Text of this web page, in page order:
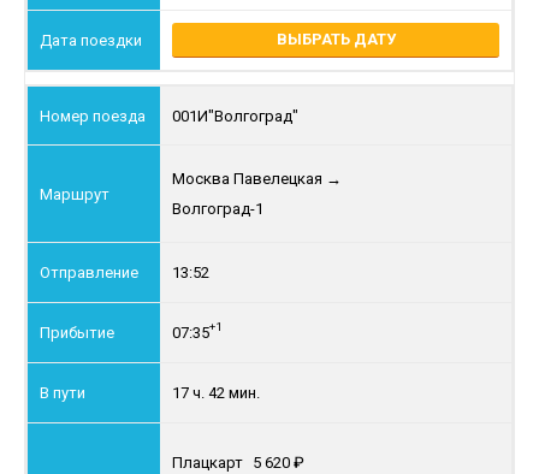
ВЫБРАТЬ ДАТУ
001И"Волгоград"
Москва Павелецкая →
Волгоград-1
13:52
07:35+1
17 ч. 42 мин.
Плацкарт 5 620